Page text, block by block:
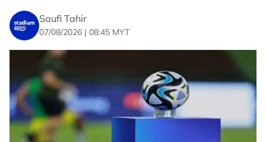
Menerusi wartawan Astro Arena, berkongsikan: "Masa
untuk cipta sejarah", Carles Cuadrat, jurulatih Filipina
mahu tamatkan kemarau kemenangan ke atas
Harimau Malaya." kongsinya.
Maklumat lanjut ikuti Nadi Arena malam ini.
No node context available.
Related Topics
Saufi Tahir
07/08/2026 | 08:45 MYT